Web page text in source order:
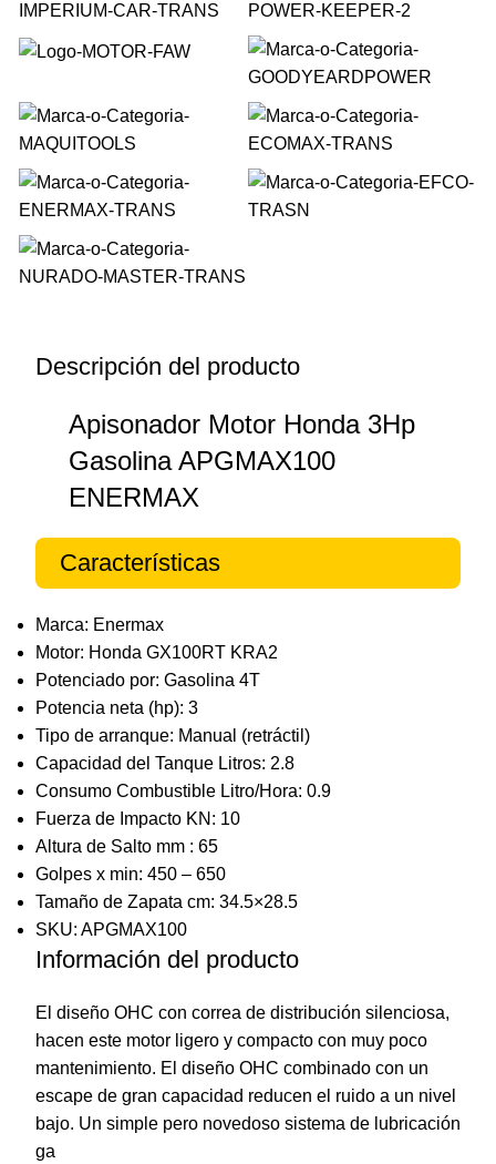
Descripción del producto
Apisonador Motor Honda 3Hp
Gasolina APGMAX100
ENERMAX
Características
Marca: Enermax
Motor: Honda GX100RT KRA2
Potenciado por: Gasolina 4T
Potencia neta (hp): 3
Tipo de arranque: Manual (retráctil)
Capacidad del Tanque Litros: 2.8
Consumo Combustible Litro/Hora: 0.9
Fuerza de Impacto KN: 10
Altura de Salto mm : 65
Golpes x min: 450 – 650
Tamaño de Zapata cm: 34.5×28.5
SKU: APGMAX100
Información del producto
El diseño OHC con correa de distribución silenciosa,
hacen este motor ligero y compacto con muy poco
mantenimiento. El diseño OHC combinado con un
escape de gran capacidad reducen el ruido a un nivel
bajo. Un simple pero novedoso sistema de lubricación
ga